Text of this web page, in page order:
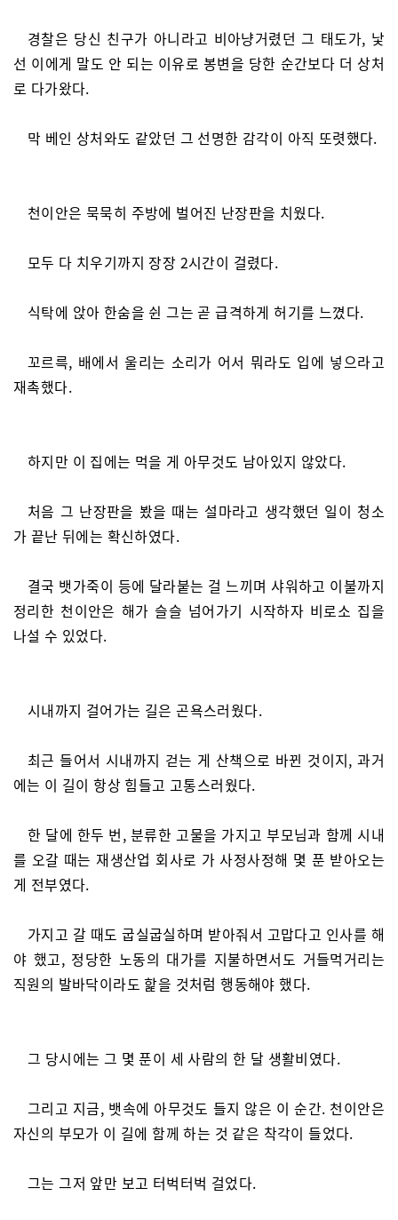
경찰은 당신 친구가 아니라고 비아냥거렸던 그 태도가, 낯
선 이에게 말도 안 되는 이유로 봉변을 당한 순간보다 더 상처
로 다가왔다.
막 베인 상처와도 같았던 그 선명한 감각이 아직 또렷했다.
천이안은 묵묵히 주방에 벌어진 난장판을 치웠다.
모두 다 치우기까지 장장 2시간이 걸렸다.
식탁에 앉아 한숨을 쉰 그는 곧 급격하게 허기를 느꼈다.
꼬르륵, 배에서 울리는 소리가 어서 뭐라도 입에 넣으라고
재촉했다.
하지만 이 집에는 먹을 게 아무것도 남아있지 않았다.
처음 그 난장판을 봤을 때는 설마라고 생각했던 일이 청소
가 끝난 뒤에는 확신하였다.
결국 뱃가죽이 등에 달라붙는 걸 느끼며 샤워하고 이불까지
정리한 천이안은 해가 슬슬 넘어가기 시작하자 비로소 집을
나설 수 있었다.
시내까지 걸어가는 길은 곤욕스러웠다.
최근 들어서 시내까지 걷는 게 산책으로 바뀐 것이지, 과거
에는 이 길이 항상 힘들고 고통스러웠다.
한 달에 한두 번, 분류한 고물을 가지고 부모님과 함께 시내
를 오갈 때는 재생산업 회사로 가 사정사정해 몇 푼 받아오는
게 전부였다.
가지고 갈 때도 굽실굽실하며 받아줘서 고맙다고 인사를 해
야 했고, 정당한 노동의 대가를 지불하면서도 거들먹거리는
직원의 발바닥이라도 핥을 것처럼 행동해야 했다.
그 당시에는 그 몇 푼이 세 사람의 한 달 생활비였다.
그리고 지금, 뱃속에 아무것도 들지 않은 이 순간. 천이안은
자신의 부모가 이 길에 함께 하는 것 같은 착각이 들었다.
그는 그저 앞만 보고 터벅터벅 걸었다.